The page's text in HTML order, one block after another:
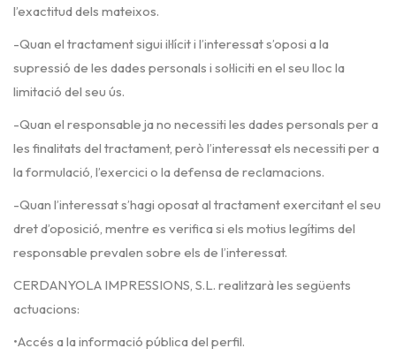
l’exactitud dels mateixos.
-Quan el tractament sigui il·lícit i l’interessat s’oposi a la
supressió de les dades personals i sol·liciti en el seu lloc la
limitació del seu ús.
-Quan el responsable ja no necessiti les dades personals per a
les finalitats del tractament, però l’interessat els necessiti per a
la formulació, l’exercici o la defensa de reclamacions.
-Quan l’interessat s’hagi oposat al tractament exercitant el seu
dret d’oposició, mentre es verifica si els motius legítims del
responsable prevalen sobre els de l’interessat.
CERDANYOLA IMPRESSIONS, S.L. realitzarà les següents
actuacions:
•Accés a la informació pública del perfil.